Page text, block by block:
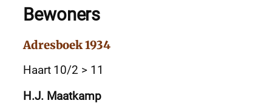
Bewoners
Adresboek 1934
Haart 10/2 > 11
H.J. Maatkamp